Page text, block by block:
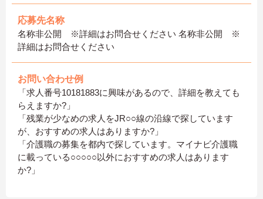
応募先名称
名称非公開 ※詳細はお問合せください 名称非公開 ※
詳細はお問合せください
お問い合わせ例
「求人番号10181883に興味があるので、詳細を教えても
らえますか?」
「残業が少なめの求人をJR○○線の沿線で探しています
が、おすすめの求人はありますか?」
「介護職の募集を都内で探しています。マイナビ介護職
に載っている○○○○○以外におすすめの求人はあります
か?」